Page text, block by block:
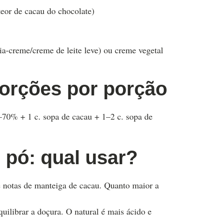
de cacau do chocolate)
creme/creme de leite leve) ou creme vegetal
por porção
+ 1 c. sopa de cacau + 1–2 c. sopa de
qual usar?
de manteiga de cacau. Quanto maior a
a doçura. O natural é mais ácido e